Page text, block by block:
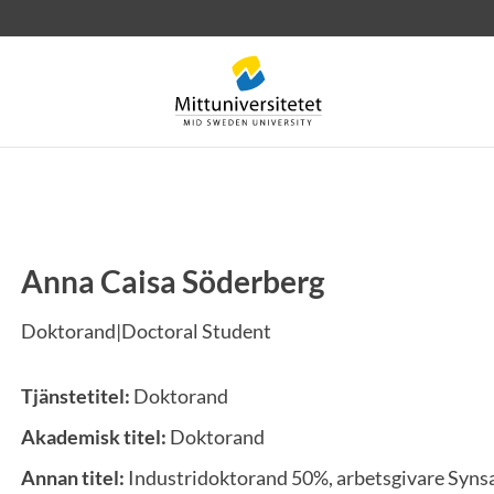
Personal Lediga jobb
Anna Caisa Söderberg
Doktorand|Doctoral Student
Tjänstetitel: Doktorand
Akademisk titel: Doktorand
Annan titel: Industridoktorand 50%, arbetsgivare